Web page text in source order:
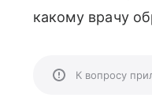
какому врачу
К вопросу